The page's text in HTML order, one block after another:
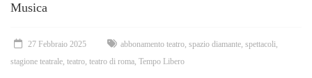
Musica
27 Febbraio 2025 abbonamento teatro, spazio diamante, spettacoli,
stagione teatrale, teatro, teatro di roma, Tempo Libero